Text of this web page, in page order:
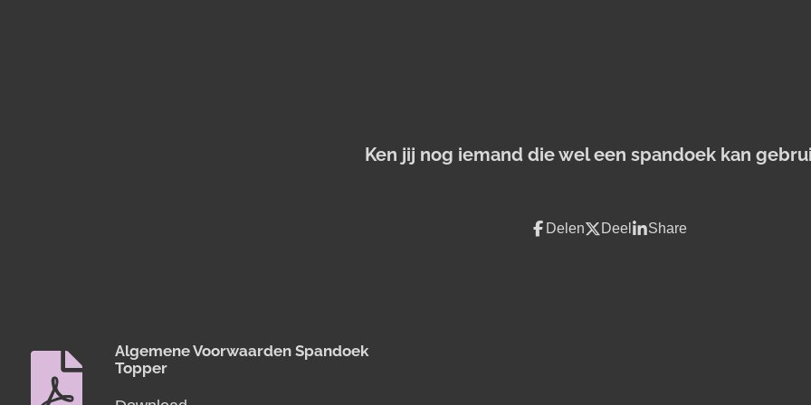
Ken jij nog iemand die wel een spandoek kan
Delen Deel Share
Algemene Voorwaarden Spandoek
Topper